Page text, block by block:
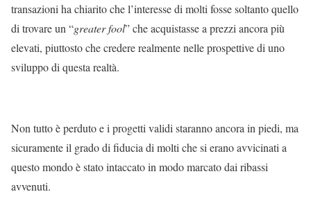
transazioni ha chiarito che l’interesse di molti fosse soltanto quello
di trovare un “greater fool” che acquistasse a prezzi ancora più
elevati, piuttosto che credere realmente nelle prospettive di uno
sviluppo di questa realtà.
Non tutto è perduto e i progetti validi staranno ancora in piedi, ma
sicuramente il grado di fiducia di molti che si erano avvicinati a
questo mondo è stato intaccato in modo marcato dai ribassi
avvenuti.